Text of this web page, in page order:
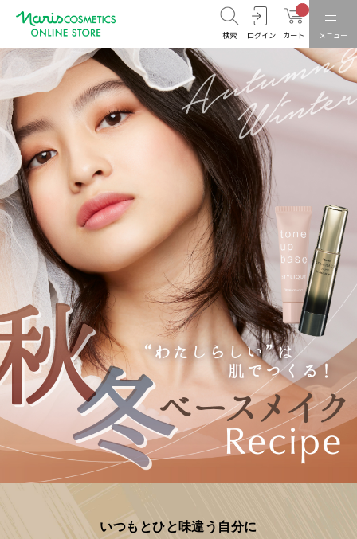
検索 ログイン カート メニュー
いつもとひと味違う自分に